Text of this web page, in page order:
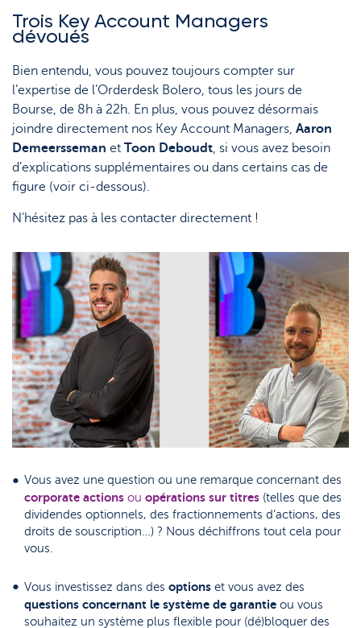
Trois Key Account Managers
dévoués
Bien entendu, vous pouvez toujours compter sur
l’expertise de l’Orderdesk Bolero, tous les jours de
Bourse, de 8h à 22h. En plus, vous pouvez désormais
joindre directement nos Key Account Managers, Aaron
Demeersseman et Toon Deboudt, si vous avez besoin
d’explications supplémentaires ou dans certains cas de
figure (voir ci-dessous).
N’hésitez pas à les contacter directement !
Vous avez une question ou une remarque concernant des
corporate actions ou opérations sur titres (telles que des
dividendes optionnels, des fractionnements d’actions, des
droits de souscription…) ? Nous déchiffrons tout cela pour
vous.
Vous investissez dans des options et vous avez des
questions concernant le système de garantie ou vous
souhaitez un système plus flexible pour (dé)bloquer des